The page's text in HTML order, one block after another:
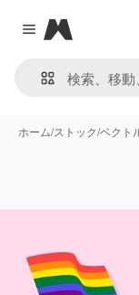
Close menu
Magnific
ホーム/ストック/ベクト